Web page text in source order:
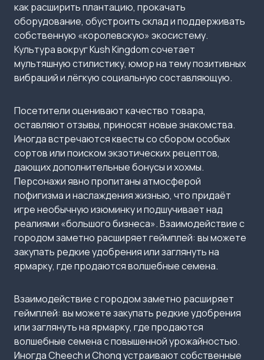
как расширить плантацию, прокачать
оборудование, обустроить склад и поддерживать
собственную «королевскую» экосистему.
Культура вокруг Kush Kingdom сочетает
мультяшную стилистику, юмор на тему позитивных
вибраций и лёгкую социальную составляющую.
Посетители оценивают качество товара,
оставляют отзывы, приносят новые знакомства.
Иногда встречаются квесты со сбором особых
сортов или поиском экзотических рецептов,
дающих дополнительные бонусы и хохмы.
Персонажи явно пропитаны атмосферой
пофигизма и наслаждения жизнью, что придаёт
игре необычную изюминку и подшучивает над
реалиями «большого бизнеса». Взаимодействие с
городом заметно расширяет геймплей: вы можете
закупать редкие удобрения или заглянуть на
ярмарку, где продаются волшебные семена.
Взаимодействие с городом заметно расширяет
геймплей: вы можете закупать редкие удобрения
или заглянуть на ярмарку, где продаются
волшебные семена с повышенной урожайностью.
Иногда Cheech и Chong устраивают собственные